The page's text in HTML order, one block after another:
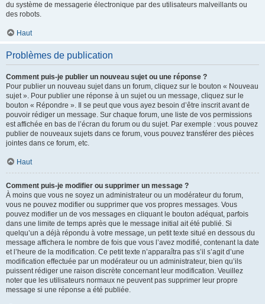
du système de messagerie électronique par des utilisateurs malveillants ou
des robots.
Haut
Problèmes de publication
Comment puis-je publier un nouveau sujet ou une réponse ?
Pour publier un nouveau sujet dans un forum, cliquez sur le bouton « Nouveau
sujet ». Pour publier une réponse à un sujet ou un message, cliquez sur le
bouton « Répondre ». Il se peut que vous ayez besoin d’être inscrit avant de
pouvoir rédiger un message. Sur chaque forum, une liste de vos permissions
est affichée en bas de l’écran du forum ou du sujet. Par exemple : vous pouvez
publier de nouveaux sujets dans ce forum, vous pouvez transférer des pièces
jointes dans ce forum, etc.
Haut
Comment puis-je modifier ou supprimer un message ?
À moins que vous ne soyez un administrateur ou un modérateur du forum,
vous ne pouvez modifier ou supprimer que vos propres messages. Vous
pouvez modifier un de vos messages en cliquant le bouton adéquat, parfois
dans une limite de temps après que le message initial ait été publié. Si
quelqu’un a déjà répondu à votre message, un petit texte situé en dessous du
message affichera le nombre de fois que vous l’avez modifié, contenant la date
et l’heure de la modification. Ce petit texte n’apparaîtra pas s’il s’agit d’une
modification effectuée par un modérateur ou un administrateur, bien qu’ils
puissent rédiger une raison discrète concernant leur modification. Veuillez
noter que les utilisateurs normaux ne peuvent pas supprimer leur propre
message si une réponse a été publiée.